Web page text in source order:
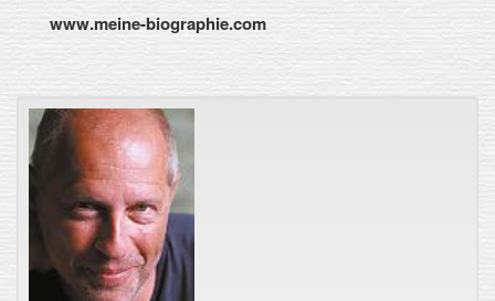
www.meine-biographie.com